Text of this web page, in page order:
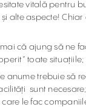
vitală pentru
alte aspecte!
că ajung să ne
toate
anume trebuie să
sunt
le fac